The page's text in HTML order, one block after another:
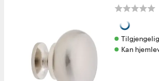
Kan